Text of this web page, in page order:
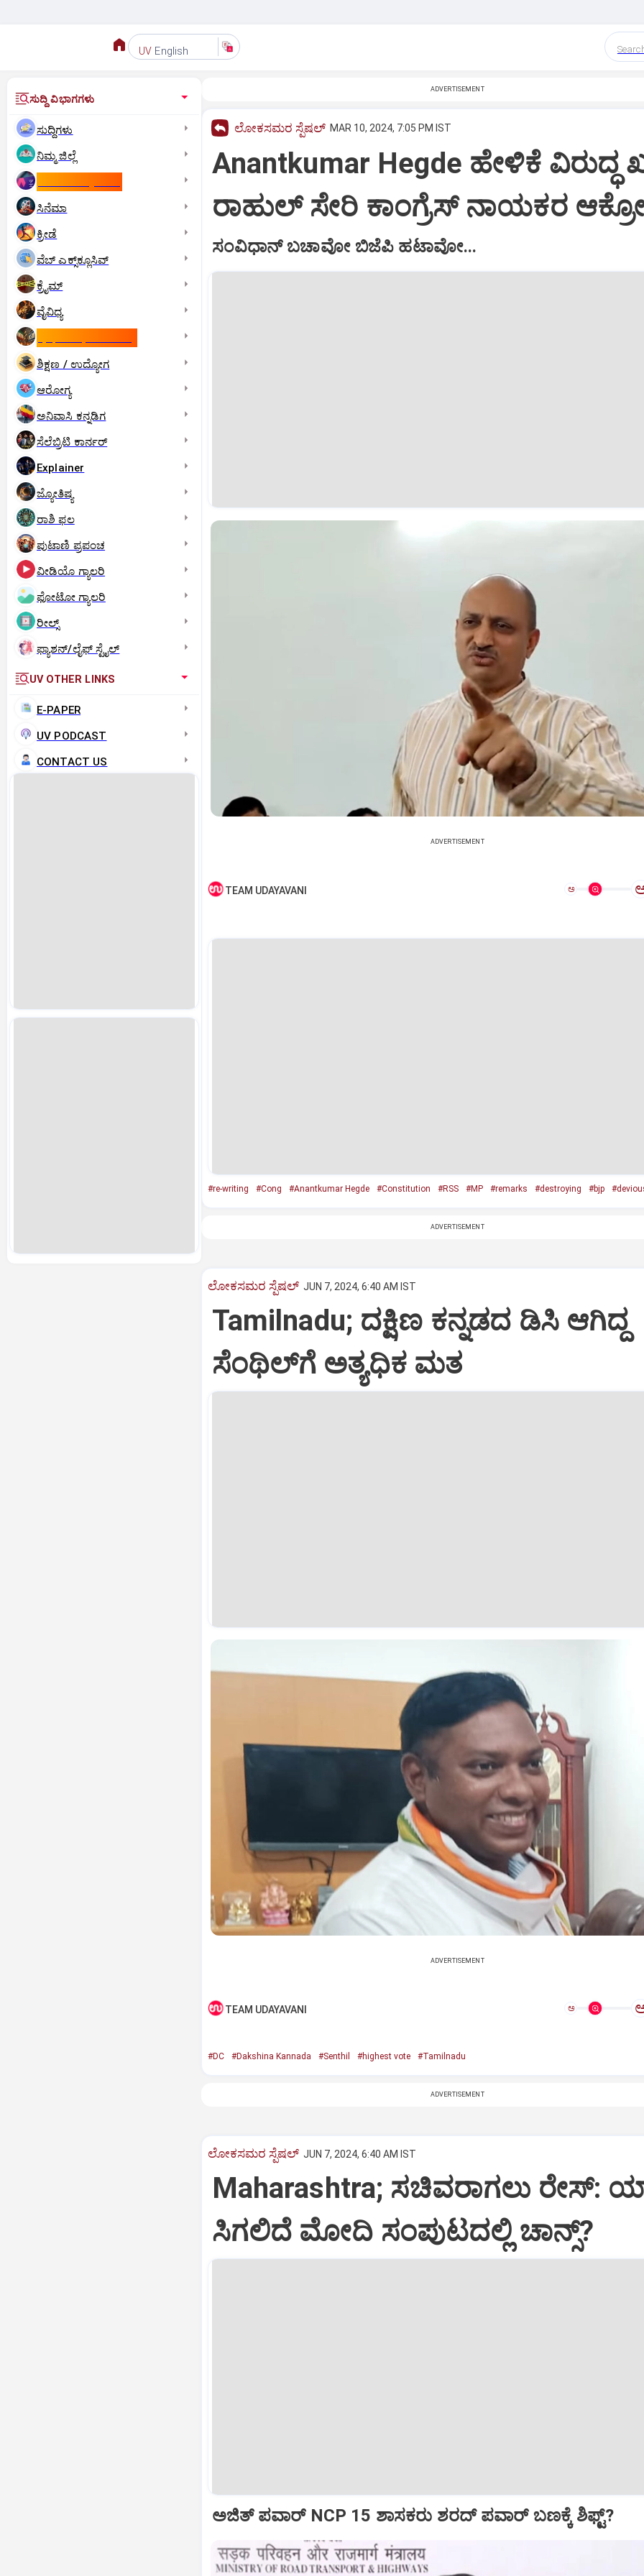
UV English
ಸುದ್ದಿ ವಿಭಾಗಗಳು
ಸುದ್ದಿಗಳು
ನಿಮ್ಮ ಜಿಲ್ಲೆ
ಸಿನೆಮಾ
ಕ್ರೀಡೆ
ವೆಬ್ ಎಕ್ಸ್‌ಕ್ಲೂಸಿವ್
ಕ್ರೈಮ್
ವೈವಿಧ್ಯ
ಶಿಕ್ಷಣ / ಉದ್ಯೋಗ
ಆರೋಗ್ಯ
ಅನಿವಾಸಿ ಕನ್ನಡಿಗ
ಸೆಲೆಬ್ರಿಟಿ ಕಾರ್ನರ್‌
Explainer
ಜ್ಯೋತಿಷ್ಯ
ರಾಶಿ ಫಲ
ಪುಟಾಣಿ ಪ್ರಪಂಚ
ವೀಡಿಯೊ ಗ್ಯಾಲರಿ
ಫೋಟೋ ಗ್ಯಾಲರಿ
ರೀಲ್ಸ್
ಫ್ಯಾಶನ್/ಲೈಫ್‌ ಸ್ಟೈಲ್
UV OTHER LINKS
E-PAPER
UV PODCAST
CONTACT US
ADVERTISEMENT
ಲೋಕಸಮರ ಸ್ಪೆಷಲ್‌ MAR 10, 2024, 7:05 PM IST
Anantkumar Hegde ಹೇಳಿಕೆ ವಿರುದ್ಧ
ರಾಹುಲ್ ಸೇರಿ ಕಾಂಗ್ರೆಸ್ ನಾಯಕರ
ಸಂವಿಧಾನ್ ಬಚಾವೋ ಬಿಜೆಪಿ ಹಟಾವೋ...
ADVERTISEMENT
TEAM UDAYAVANI ಅ
#re-writing #Cong #Anantkumar Hegde #Constitution #RSS #MP #remarks #destroying #bjp
ADVERTISEMENT
ಲೋಕಸಮರ ಸ್ಪೆಷಲ್‌ JUN 7, 2024, 6:40 AM IST
Tamilnadu; ದಕ್ಷಿಣ ಕನ್ನಡದ ಡಿಸಿ ಆಗಿದ್ದ
ಸೆಂಥಿಲ್‌ಗೆ ಅತ್ಯಧಿಕ ಮತ
ADVERTISEMENT
TEAM UDAYAVANI ಅ
#DC #Dakshina Kannada #Senthil #highest vote #Tamilnadu
ADVERTISEMENT
ಲೋಕಸಮರ ಸ್ಪೆಷಲ್‌ JUN 7, 2024, 6:40 AM IST
Maharashtra; ಸಚಿವರಾಗಲು ರೇಸ್‌:
ಸಿಗಲಿದೆ ಮೋದಿ ಸಂಪುಟದಲ್ಲಿ ಚಾನ್ಸ್‌?
ಅಜಿತ್‌ ಪವಾರ್‌ NCP 15 ಶಾಸಕರು ಶರದ್‌ ಪವಾರ್‌ ಬಣಕ್ಕೆ ಶಿಫ್ಟ್?